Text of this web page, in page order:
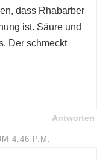
dass Rhabarber
ist. Säure und
Der schmeckt
Antworten
4:46 P.M.